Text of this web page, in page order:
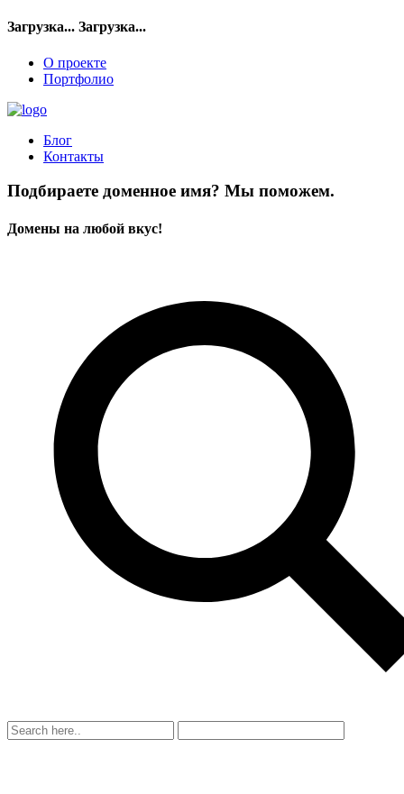
Загрузка... Загрузка...
О проекте
Портфолио
Блог
Контакты
Подбираете доменное имя? Мы поможем.
Домены на любой вкус!